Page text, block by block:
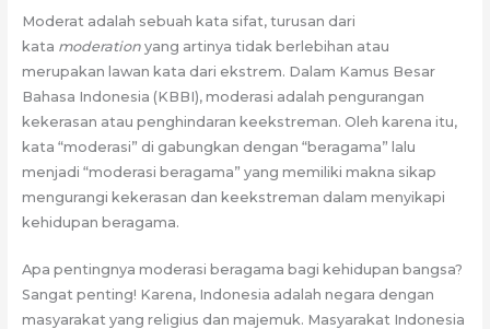
Moderat adalah sebuah kata sifat, turusan dari
kata moderationyang artinya tidak berlebihan atau
merupakan lawan kata dari ekstrem. Dalam Kamus Besar
Bahasa Indonesia (KBBI), moderasi adalah pengurangan
kekerasan atau penghindaran keekstreman. Oleh karena itu,
kata “moderasi” di gabungkan dengan “beragama” lalu
menjadi “moderasi beragama” yang memiliki makna sikap
mengurangi kekerasan dan keekstreman dalam menyikapi
kehidupan beragama.
Apa pentingnya moderasi beragama bagi kehidupan bangsa?
Sangat penting! Karena, Indonesia adalah negara dengan
masyarakat yang religius dan majemuk. Masyarakat Indonesia